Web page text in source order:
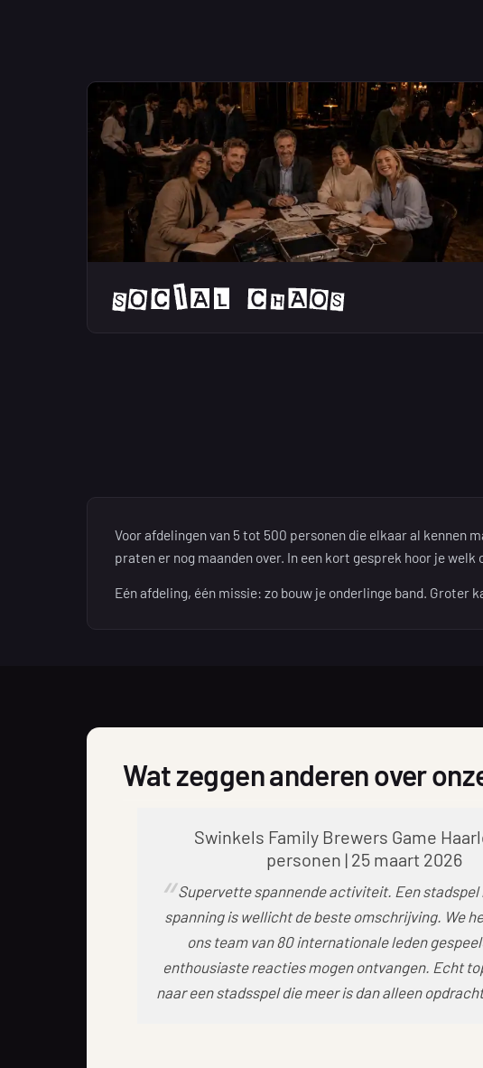
Voor afdelingen van 5 tot 500 personen die elkaar al kennen
praten er nog maanden over. In een kort gesprek hoor je
Eén afdeling, één missie: zo bouw je onderlinge band. Groter
Wat zeggen anderen over
Swinkels Family Brewers Game
personen | 25 maart 2026
Supervette spannende activiteit. Een stadspel
spanning is wellicht de beste omschrijving. We
ons team van 80 internationale leden
enthousiaste reacties mogen ontvangen. Echt
naar een stadsspel die meer is dan alleen